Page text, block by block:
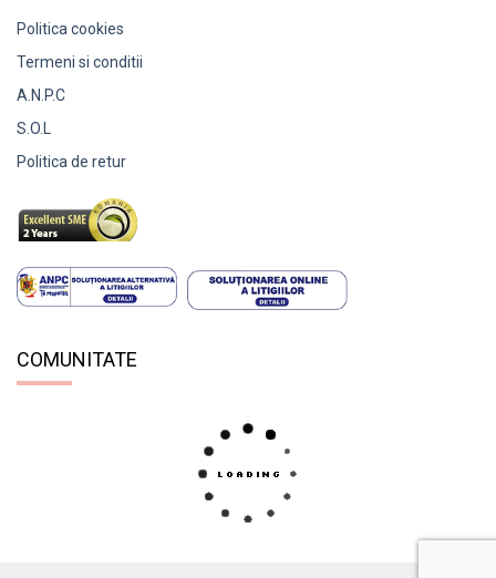
Politica cookies
Termeni si conditii
A.N.P.C
S.O.L
Politica de retur
COMUNITATE